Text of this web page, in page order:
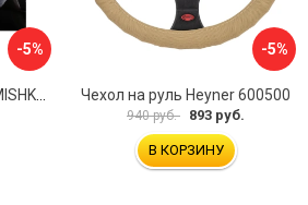
-5% -5%
Чехол на руль Heyner 600500
940 руб. 893 руб.
В КОРЗИНУ